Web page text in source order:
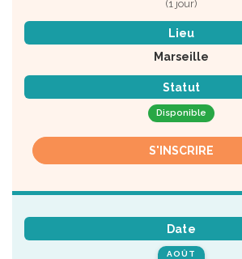
(1 jour)
Lieu
Marseille
Statut
Disponible
S'INSCRIRE
Date
AOÛT